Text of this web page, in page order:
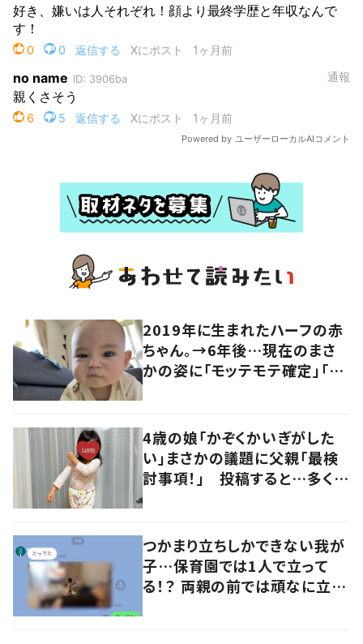
2019年に生まれたハーフの赤
ちゃん。→6年後…現在のまさ
かの姿に「モッテモテ確定」「超
4歳の娘「かぞくかいぎがした
い」まさかの議題に父親「最検
討事項！」 投稿すると…多くの
つかまり立ちしかできない我が
子…保育園では1人で立って
る！？ 両親の前では頑なに立た